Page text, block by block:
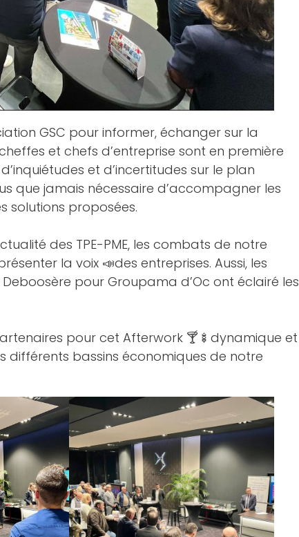
GSC pour informer, échanger sur la
et chefs d’entreprise sont en première
et d’incertitudes sur le plan
que jamais nécessaire d’accompagner les
solutions proposées.
des TPE-PME, les combats de notre
la voix 📣des entreprises. Aussi, les
pour Groupama d’Oc ont éclairé les
pour cet Afterwork 🍸🍢dynamique et
bassins économiques de notre